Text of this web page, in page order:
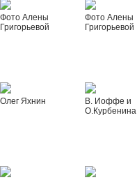
Фото Алены
Григорьевой
Фото Алены
Григорьевой
Олег Яхнин
В. Иоффе и
О.Курбенина